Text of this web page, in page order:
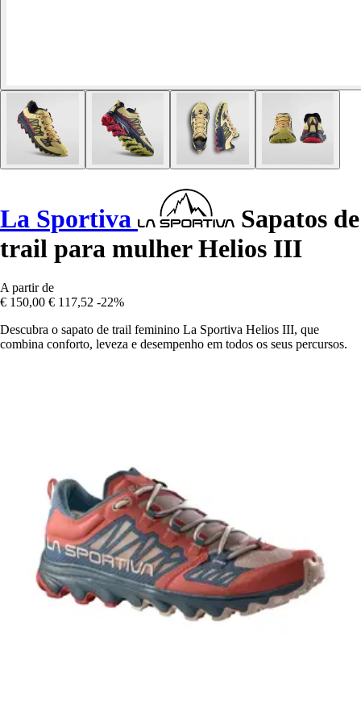
La Sportiva
Sapatos de
trail para mulher Helios III
A partir de
€ 150,00 € 117,52 -22%
Descubra o sapato de trail feminino La Sportiva Helios III, que
combina conforto, leveza e desempenho em todos os seus percursos.